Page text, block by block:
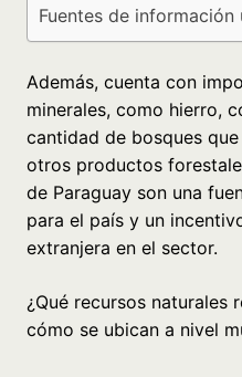
Fuentes de información
Además, cuenta con
minerales, como hierro,
cantidad de bosques
otros productos
de Paraguay son una
para el país y un
extranjera en el sector.
¿Qué recursos naturales
cómo se ubican a nivel